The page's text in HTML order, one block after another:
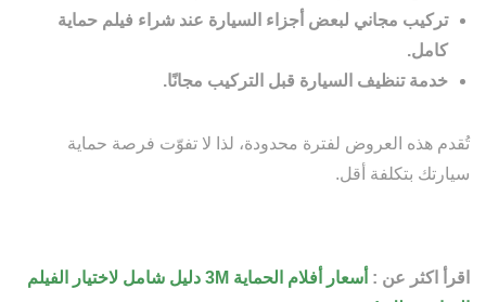
تركيب مجاني لبعض أجزاء السيارة عند شراء فيلم حماية
كامل.
خدمة تنظيف السيارة قبل التركيب مجانًا.
تُقدم هذه العروض لفترة محدودة، لذا لا تفوّت فرصة حماية
سيارتك بتكلفة أقل.
اقرأ اكثر عن :
أسعار أفلام الحماية 3M دليل شامل لاختيار الفيلم